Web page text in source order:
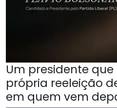
Um presidente
própria reeleição
em quem vem